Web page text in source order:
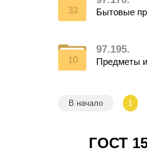
Бытовые
33
97.195.
Предметы
10
В начало 1
ГОСТ